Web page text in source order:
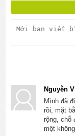
Nguyễn
Mình đã
rồi, mặt
rộng, chỗ
một